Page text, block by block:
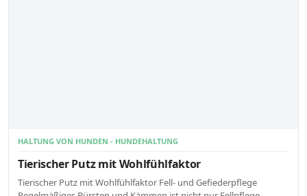
HALTUNG VON HUNDEN - HUNDEHALTUNG
Tierischer Putz mit Wohlfühlfaktor
Tierischer Putz mit Wohlfühlfaktor Fell- und Gefiederpflege